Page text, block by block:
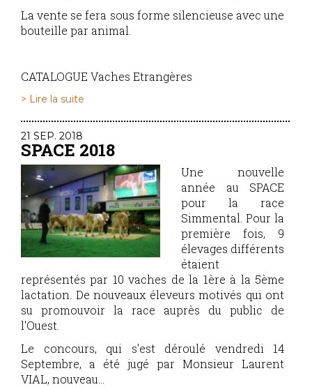
La vente se fera sous forme silencieuse avec une
bouteille par animal.
CATALOGUE Vaches Etrangères
> Lire la suite
21 SEP. 2018
SPACE 2018
Une nouvelle
année au SPACE
pour la race
Simmental. Pour la
première fois, 9
élevages différents
étaient
représentés par 10 vaches de la 1ère à la 5ème
lactation. De nouveaux éleveurs motivés qui ont
su promouvoir la race auprès du public de
l'Ouest.
Le concours, qui s'est déroulé vendredi 14
Septembre, a été jugé par Monsieur Laurent
VIAL, nouveau...